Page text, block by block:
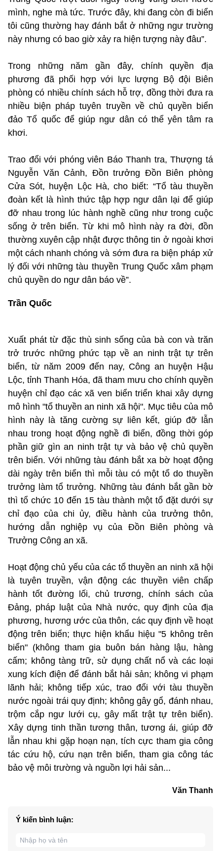
mình, nghe mà tức. Trước đây, khi đang còn đi biển
tôi cũng thường hay đánh bắt ở những ngư trường
này nhưng có bao giờ xảy ra hiện tượng này đâu”.
Trong những năm gần đây, chính quyền địa
phương đã phối hợp với lực lượng Bộ đội Biên
phòng có nhiều chính sách hỗ trợ, đồng thời đưa ra
nhiều biện pháp tuyên truyền về chủ quyền biển
đảo Tổ quốc để giúp ngư dân có thể yên tâm ra
khơi.
Trao đổi với phóng viên Báo Thanh tra, Thượng tá
Nguyễn Văn Cảnh, Đồn trưởng Đồn Biên phòng
Cửa Sót, huyện Lộc Hà, cho biết: “Tổ tàu thuyền
đoàn kết là hình thức tập hợp ngư dân lại để giúp
đỡ nhau trong lúc hành nghề cũng như trong cuộc
sống ở trên biển. Từ khi mô hình này ra đời, đồn
thường xuyên cập nhật được thông tin ở ngoài khơi
một cách nhanh chóng và sớm đưa ra biện pháp xử
lý đối với những tàu thuyền Trung Quốc xâm phạm
chủ quyền do ngư dân báo về”.
Trần Quốc
Xuất phát từ đặc thù sinh sống của bà con và trăn
trở trước những phức tạp về an ninh trật tự trên
biển, từ năm 2009 đến nay, Công an huyện Hậu
Lộc, tỉnh Thanh Hóa, đã tham mưu cho chính quyền
huyện chỉ đạo các xã ven biển triển khai xây dựng
mô hình "tổ thuyền an ninh xã hội". Mục tiêu của mô
hình này là tăng cường sự liên kết, giúp đỡ lẫn
nhau trong hoạt động nghề đi biển, đồng thời góp
phần giữ gìn an ninh trật tự và bảo vệ chủ quyền
trên biển. Với những tàu đánh bắt xa bờ hoạt động
dài ngày trên biển thì mỗi tàu có một tổ do thuyền
trưởng làm tổ trưởng. Những tàu đánh bắt gần bờ
thì tổ chức 10 đến 15 tàu thành một tổ đặt dưới sự
chỉ đạo của chi ủy, điều hành của trưởng thôn,
hướng dẫn nghiệp vụ của Đồn Biên phòng và
Trưởng Công an xã.
Hoạt động chủ yếu của các tổ thuyền an ninh xã hội
là tuyên truyền, vận động các thuyền viên chấp
hành tốt đường lối, chủ trương, chính sách của
Đảng, pháp luật của Nhà nước, quy định của địa
phương, hương ước của thôn, các quy định về hoạt
động trên biển; thực hiện khẩu hiệu "5 không trên
biển" (không tham gia buôn bán hàng lậu, hàng
cấm; không tàng trữ, sử dụng chất nổ và các loại
xung kích điện để đánh bắt hải sản; không vi phạm
lãnh hải; không tiếp xúc, trao đổi với tàu thuyền
nước ngoài trái quy định; không gây gổ, đánh nhau,
trộm cắp ngư lưới cụ, gây mất trật tự trên biển).
Xây dựng tinh thần tương thân, tương ái, giúp đỡ
lẫn nhau khi gặp hoạn nạn, tích cực tham gia công
tác cứu hộ, cứu nạn trên biển, tham gia công tác
bảo vệ môi trường và nguồn lợi hải sản...
Văn Thanh
Ý kiến bình luận: